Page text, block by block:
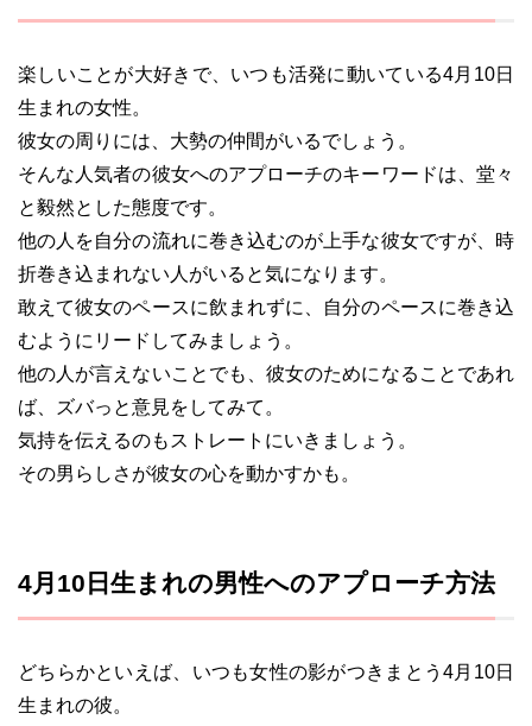
楽しいことが大好きで、いつも活発に動いている4月10日
生まれの女性。
彼女の周りには、大勢の仲間がいるでしょう。
そんな人気者の彼女へのアプローチのキーワードは、堂々
と毅然とした態度です。
他の人を自分の流れに巻き込むのが上手な彼女ですが、時
折巻き込まれない人がいると気になります。
敢えて彼女のペースに飲まれずに、自分のペースに巻き込
むようにリードしてみましょう。
他の人が言えないことでも、彼女のためになることであれ
ば、ズバっと意見をしてみて。
気持を伝えるのもストレートにいきましょう。
その男らしさが彼女の心を動かすかも。
4月10日生まれの男性へのアプローチ方法
どちらかといえば、いつも女性の影がつきまとう4月10日
生まれの彼。